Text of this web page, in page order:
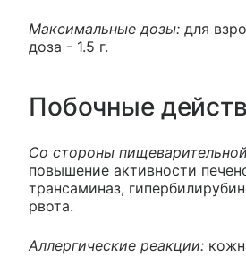
Максимальные дозы: для
доза - 1.5 г.
Побочные
Со стороны
повышение активности
трансаминаз,
рвота.
Аллергические реакции: